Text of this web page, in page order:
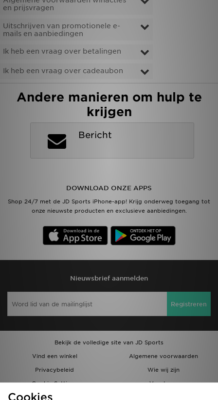
en prijsvragen
Uitschrijven van promotionele e-
mails en aanbiedingen
Ik heb een vraag over betalingen
Ik heb een vraag over cadeaubon
Andere manieren om hulp te
krijgen
Bericht
DOWNLOAD ONZE APPS
Shop 24/7 met de JD Sports iPhone-app! Krijg onderweg toegang tot
onze nieuwste producten en exclusieve aanbiedingen.
Nieuwsbrief aanmelden
Registreren
Bekijk de volledige site van JD Sports
Vind een winkel
Algemene voorwaarden
Privacybeleid
Wie wij zijn
Cookie Settings
Vacatures
Bestellingen en Levering
Bestelling traceren
Mijn JD
Klantenservice
Download de app
Wie wij zijn
Cookies